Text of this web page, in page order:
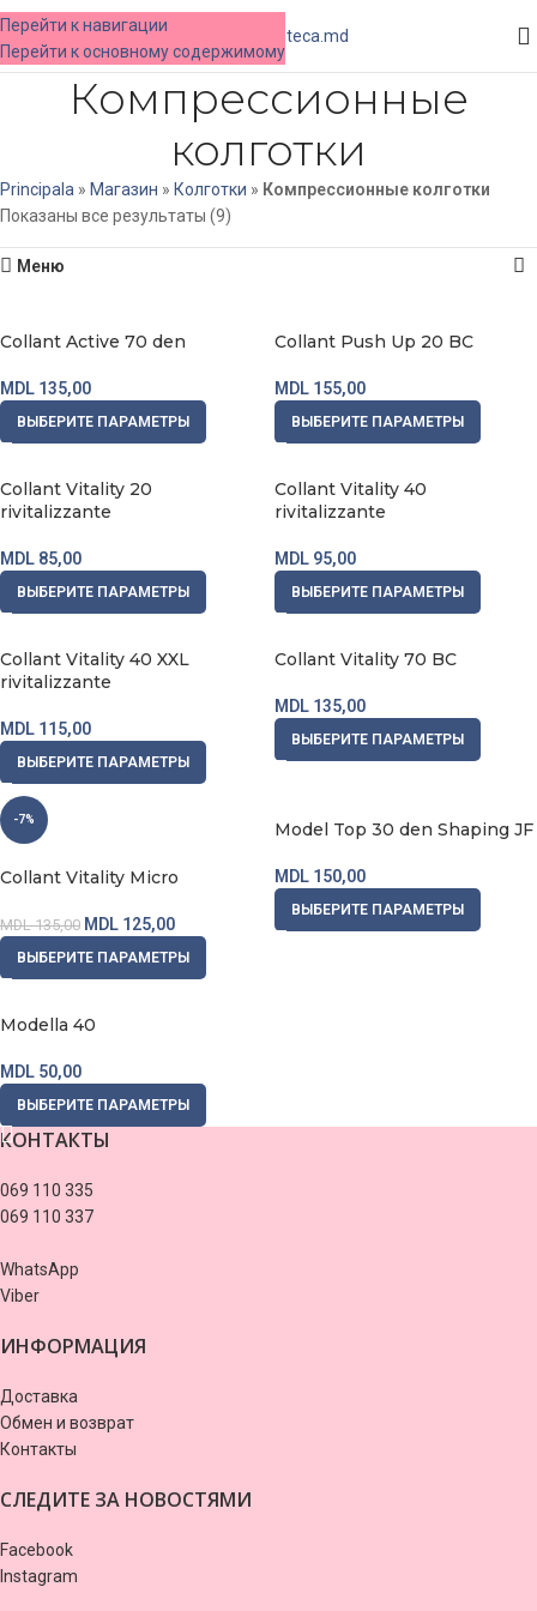
Перейти к навигации
Перейти к основному содержимому
МЕНЮ
Компрессионные
колготки
Principala » Магазин » Колготки » Компрессионные колготки
Показаны все результаты (9)
Меню
Collant Active 70 den
MDL 135,00
ВЫБЕРИТЕ ПАРАМЕТРЫ
Collant Push Up 20 BC
MDL 155,00
ВЫБЕРИТЕ ПАРАМЕТРЫ
Collant Vitality 20
rivitalizzante
MDL 85,00
ВЫБЕРИТЕ ПАРАМЕТРЫ
Collant Vitality 40
rivitalizzante
MDL 95,00
ВЫБЕРИТЕ ПАРАМЕТРЫ
Collant Vitality 40 XXL
rivitalizzante
MDL 115,00
ВЫБЕРИТЕ ПАРАМЕТРЫ
Collant Vitality 70 BC
MDL 135,00
ВЫБЕРИТЕ ПАРАМЕТРЫ
-7%
Collant Vitality Micro
MDL135,00 MDL 125,00
ВЫБЕРИТЕ ПАРАМЕТРЫ
Model Top 30 den Shaping JF
MDL 150,00
ВЫБЕРИТЕ ПАРАМЕТРЫ
Modella 40
MDL 50,00
ВЫБЕРИТЕ ПАРАМЕТРЫ
КОНТАКТЫ
069 110 335
069 110 337
WhatsApp
Viber
ИНФОРМАЦИЯ
Доставка
Обмен и возврат
Контакты
СЛЕДИТЕ ЗА НОВОСТЯМИ
Facebook
Instagram